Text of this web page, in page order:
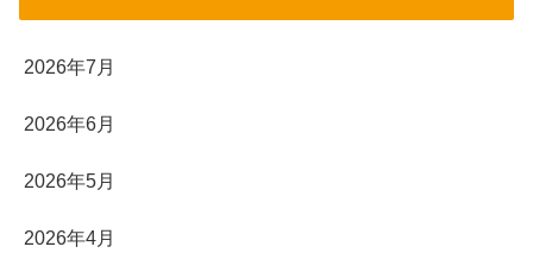
2026年7月
2026年6月
2026年5月
2026年4月